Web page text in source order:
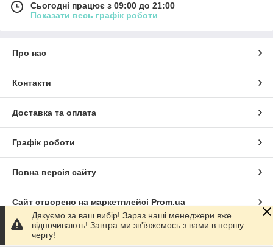
Сьогодні працює з 09:00 до 21:00
Показати весь графік роботи
Про нас
Контакти
Доставка та оплата
Графік роботи
Повна версія сайту
Сайт створено на маркетплейсі Prom.ua
Політика конфіденційності
Дякуємо за ваш вибір! Зараз наші менеджери вже
відпочивають! Завтра ми зв'їяжемось з вами в першу
чергу!